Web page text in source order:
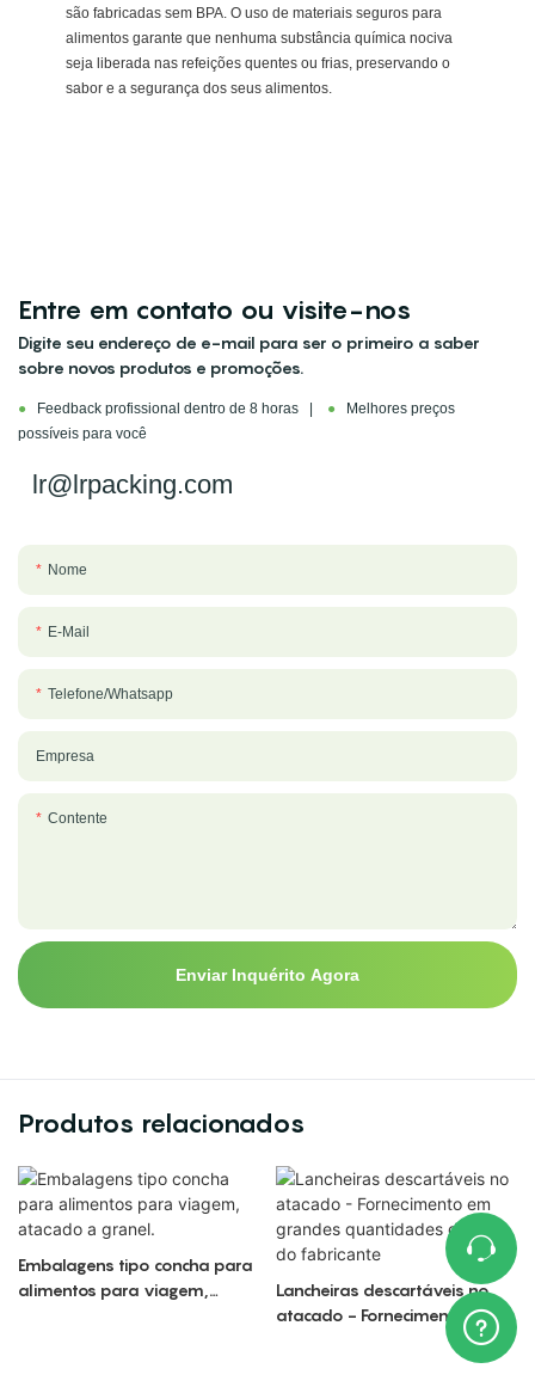
são fabricadas sem BPA. O uso de materiais seguros para
alimentos garante que nenhuma substância química nociva
seja liberada nas refeições quentes ou frias, preservando o
sabor e a segurança dos seus alimentos.
Entre em contato ou visite-nos
Digite seu endereço de e-mail para ser o primeiro a saber
sobre novos produtos e promoções.
● Feedback profissional dentro de 8 horas | ●
Melhores preços
possíveis para você
lr@lrpacking.com
Nome
E-Mail
Telefone/whatsapp
Empresa
Contente
Enviar Inquérito Agora
Produtos relacionados
Embalagens tipo concha para
alimentos para viagem,
Lancheiras descartáveis ​​no
atacado - Fornecimento em
grandes quantidades direto